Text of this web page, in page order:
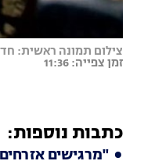
צילום תמונה ראשית:
זמן צפייה: 11:36
כתבות נוספות:
"מרגישים